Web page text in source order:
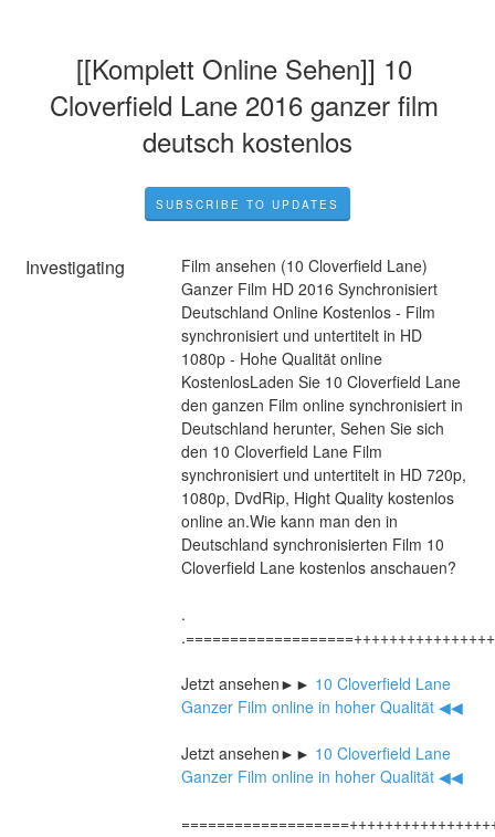
[[Komplett Online Sehen]] 10
Cloverfield Lane 2016 ganzer film
deutsch kostenlos
SUBSCRIBE TO UPDATES
Investigating
Film ansehen (10 Cloverfield Lane)
Ganzer Film HD 2016 Synchronisiert
Deutschland Online Kostenlos - Film
synchronisiert und untertitelt in HD
1080p - Hohe Qualität online
KostenlosLaden Sie 10 Cloverfield Lane
den ganzen Film online synchronisiert in
Deutschland herunter, Sehen Sie sich
den 10 Cloverfield Lane Film
synchronisiert und untertitelt in HD 720p,
1080p, DvdRip, Hight Quality kostenlos
online an.Wie kann man den in
Deutschland synchronisierten Film 10
Cloverfield Lane kostenlos anschauen?
.
Jetzt ansehen►► 10 Cloverfield Lane
Ganzer Film online in hoher Qualität ◀◀
Jetzt ansehen►► 10 Cloverfield Lane
Ganzer Film online in hoher Qualität ◀◀